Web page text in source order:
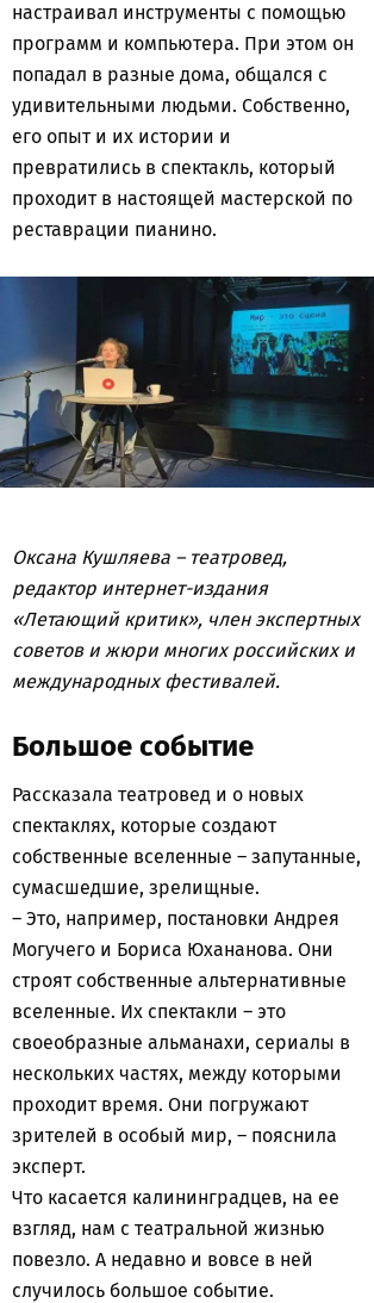
настраивал инструменты с помощью
программ и компьютера. При этом он
попадал в разные дома, общался с
удивительными людьми. Собственно,
его опыт и их истории и
превратились в спектакль, который
проходит в настоящей мастерской по
реставрации пианино.
Оксана Кушляева – театровед,
редактор интернет-издания
«Летающий критик», член экспертных
советов и жюри многих российских и
международных фестивалей.
Большое событие
Рассказала театровед и о новых
спектаклях, которые создают
собственные вселенные – запутанные,
сумасшедшие, зрелищные.
– Это, например, постановки Андрея
Могучего и Бориса Юхананова. Они
строят собственные альтернативные
вселенные. Их спектакли – это
своеобразные альманахи, сериалы в
нескольких частях, между которыми
проходит время. Они погружают
зрителей в особый мир, – пояснила
эксперт.
Что касается калининградцев, на ее
взгляд, нам с театральной жизнью
повезло. А недавно и вовсе в ней
случилось большое событие.